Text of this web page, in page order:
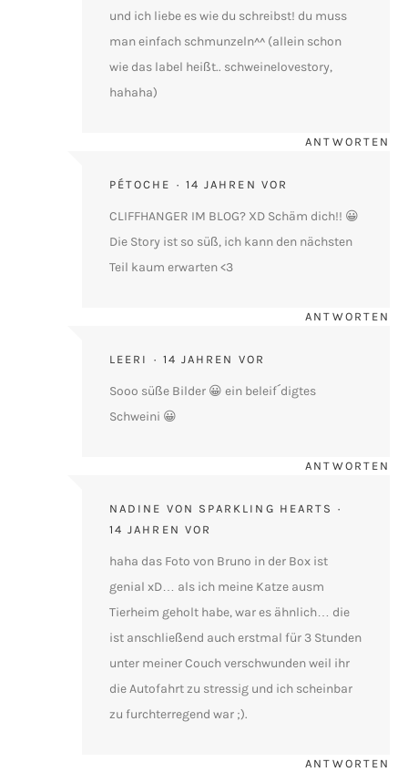
und ich liebe es wie du schreibst! du muss
man einfach schmunzeln^^ (allein schon
wie das label heißt.. schweinelovestory,
hahaha)
PÉTOCHE 14 JAHREN VOR
ANTWORTEN
CLIFFHANGER IM BLOG? XD Schäm dich!! 😀
Die Story ist so süß, ich kann den nächsten
Teil kaum erwarten <3
LEERI 14 JAHREN VOR
ANTWORTEN
Sooo süße Bilder 😀 ein beleif´digtes
Schweini 😀
NADINE VON SPARKLING HEARTS
14 JAHREN VOR
ANTWORTEN
haha das Foto von Bruno in der Box ist
genial xD… als ich meine Katze ausm
Tierheim geholt habe, war es ähnlich… die
ist anschließend auch erstmal für 3 Stunden
unter meiner Couch verschwunden weil ihr
die Autofahrt zu stressig und ich scheinbar
zu furchterregend war ;).
ANTWORTEN